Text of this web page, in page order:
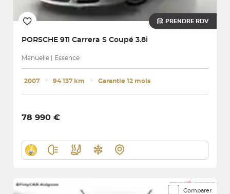
PRENDRE RDV
PORSCHE 911 Carrera S Coupé 3.8i
Manuelle | Essence
2007 ･ 94 137 km ･ Garantie 12 mois
78 990 €
Comparer